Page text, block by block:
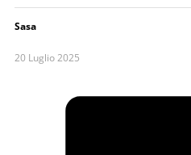
Sasa
20 Luglio 2025